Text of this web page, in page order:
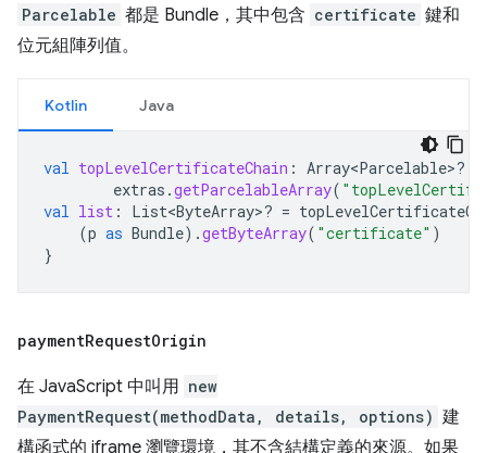
Parcelable 都是 Bundle，其中包含 certificate 鍵和
位元組陣列值。
Kotlin Java
val topLevelCertificateChain : Array<Parcelable>?
extras .getParcelableArray(
val list : List<ByteArray>? =
(p as Bundle).getByteArray( "certificate" )
}
paymentRequestOrigin
在 JavaScript 中叫用 new
PaymentRequest(methodData, details, options) 建
構函式的 iframe 瀏覽環境，其不含結構定義的來源。如果